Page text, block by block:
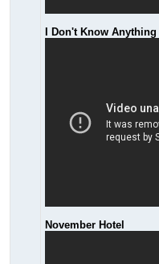
I Don't Know Anything
November Hotel